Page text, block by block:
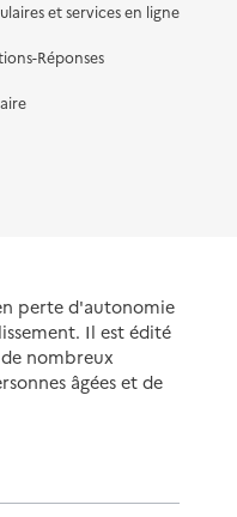
et services en ligne
Réponses
perte d'autonomie
Il est édité
nombreux
âgées et de